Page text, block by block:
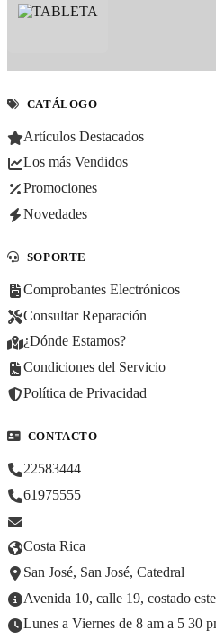
CATÁLOGO
Artículos Destacados
Los más Vendidos
Promociones
Novedades
SOPORTE
Comprobantes Electrónicos
Consultar Reparación
¿Dónde Estamos?
Condiciones del Servicio
Política de Privacidad
CONTACTO
22583444
61975555
Costa Rica
San José, San José, Catedral
Avenida 10, calle 19, costado
Lunes a Viernes de 8 am a 5 30